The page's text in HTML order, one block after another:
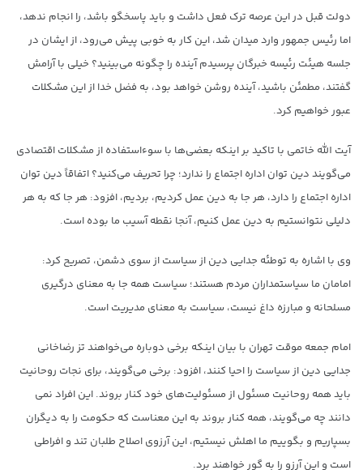
دولت قبل در این عرصه ترک فعل داشت و باید پاسخگو باشد، را انجام ندهد،
اما رئیس جمهور وارد میدان شد، این کار به خوبی پیش می‌رود، از ایشان در
جلسه هیئت رئیسه خبرگان پرسیدم آینده را چگونه می‌بینید؟ خیلی با آرامش
گفتند، مطمئن باشید، آینده روشن خواهد بود، به فضل خدا از این مشکلات
عبور خواهیم کرد.
آیت الله خاتمی با تاکید بر اینکه بعضی‌ها با سوءاستفاده از مشکلات اقتصادی
می‌گویند دین توان اداره اجتماع را ندارد؛ چرا تحریف می‌کنید؟ اتفاقاً دین توان
اداره اجتماع را دارد، هر جا به دین عمل کردیم، بردیم، افزود: هر جا که به هر
دلیلی نتوانستیم به دین عمل کنیم، آنجا نقطه آسیب ما بوده است.
وی با اشاره به توطئه جدایی دین از سیاست از سوی دشمن، تصریح کرد:
امامان ما سیاستمداران مردم هستند؛ سیاست همه جا به معنای درگیری
مسلحانه و مبارزه داغ نیست، سیاست به معنای مدیریت است.
امام جمعه موقت تهران با بیان اینکه برخی دوباره می‌خواهند تز رضاخانی
جدایی دین از سیاست را احیا کنند، افزود: برخی می‌گویند، برای نجات روحانیت
باید همه روحانیت مسئول از مسئولیت‌های خود کنار بروند. این افراد نمی
دانند چه می‌گویند، همه کنار بروند به این معناست که حکومت را به دیگران
بسپاریم و بگوییم ما اهلش نیستیم، این آرزوی اصلاح طلبان تند و افراطی
است و این آرزو را به گور خواهند برد.